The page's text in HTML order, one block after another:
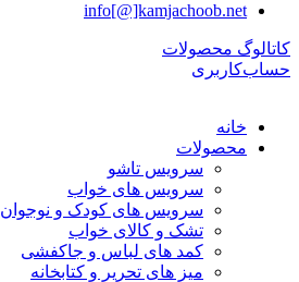
info[@]kamjachoob.net
کاتالوگ محصولات
حساب‌کاربری
خانه
محصولات
سرویس تاشو
سرویس های خواب
سرویس های کودک و نوجوان
تشک و کالای خواب
کمد های لباس و جاکفشی
میز های تحریر و کتابخانه